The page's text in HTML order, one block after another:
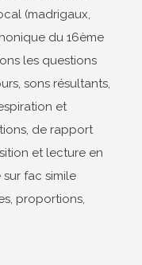
(madrigaux,
du 16ème
les questions
sons résultants,
et
de rapport
et lecture en
fac simile
proportions,